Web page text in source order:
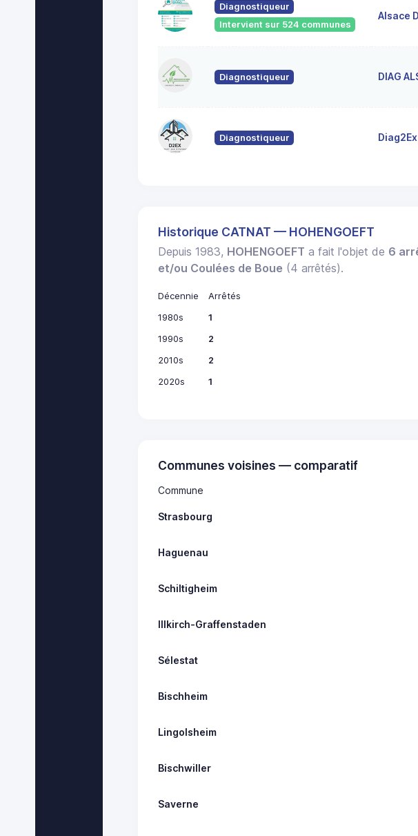
Diagnostiqueur
Intervient sur 524 communes
Alsace
Diagnostiqueur DIAG
Diagnostiqueur Diag2Ex
Historique CATNAT — HOHENGOEFT
Depuis 1983, HOHENGOEFT a fait l'objet de 6
et/ou Coulées de Boue (4 arrêtés).
Décennie
Arrêtés
1980s
1
1990s
2
2010s
2
2020s
1
Communes voisines — comparatif
Commune
Strasbourg
Haguenau
Schiltigheim
Illkirch-Graffenstaden
Sélestat
Bischheim
Lingolsheim
Bischwiller
Saverne